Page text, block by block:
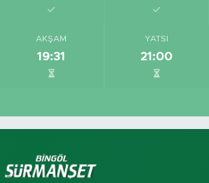
AKŞAM
19:31
YATSI
21:00